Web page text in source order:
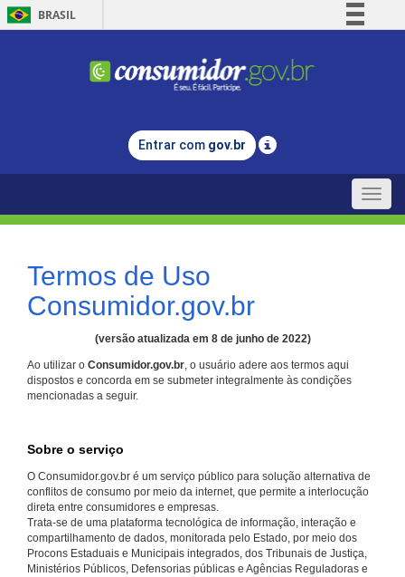
BRASIL
Comunica BR
Legislação
Entrar com gov.br
Toggle
Termos de Uso
Consumidor.gov.br
(versão atualizada em 8 de junho de 2022)
Ao utilizar o Consumidor.gov.br, o usuário adere aos termos aqui
dispostos e concorda em se submeter integralmente às condições
mencionadas a seguir.
Sobre o serviço
O Consumidor.gov.br é um serviço público para solução alternativa de
conflitos de consumo por meio da internet, que permite a interlocução
direta entre consumidores e empresas.
Trata-se de uma plataforma tecnológica de informação, interação e
compartilhamento de dados, monitorada pelo Estado, por meio dos
Procons Estaduais e Municipais integrados, dos Tribunais de Justiça,
Ministérios Públicos, Defensorias públicas e Agências Reguladoras e